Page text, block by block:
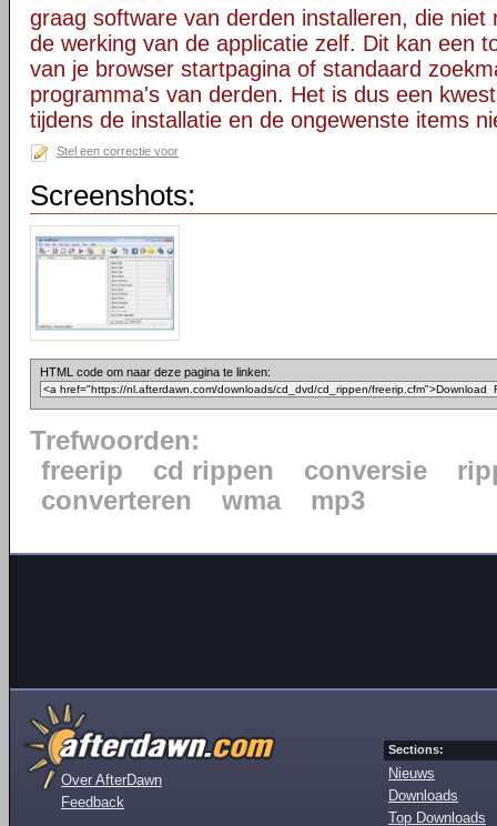
graag software van derden installeren, die niet
de werking van de applicatie zelf. Dit kan een
van je browser startpagina of standaard
programma's van derden. Het is dus een
tijdens de installatie en de ongewenste items
Stel een correctie voor
Screenshots:
HTML code om naar deze pagina te linken:
Trefwoorden:
freerip
cd rippen conversie
converteren
wma mp3
Over AfterDawn
Feedback
Sections:
Nieuws
Downloads
Top Downloads